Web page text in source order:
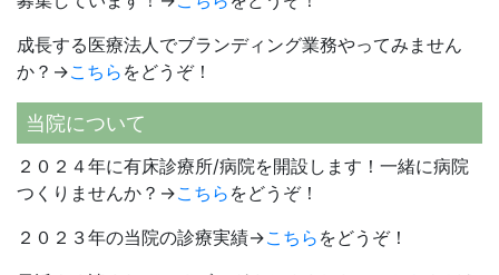
成長する医療法人でブランディング業務やってみません
か？→こちら をどうぞ！
当院について
２０２４年に有床診療所/病院を開設します！一緒に病院
つくりませんか？→こちら をどうぞ！
２０２３年の当院の診療実績→こちら をどうぞ！